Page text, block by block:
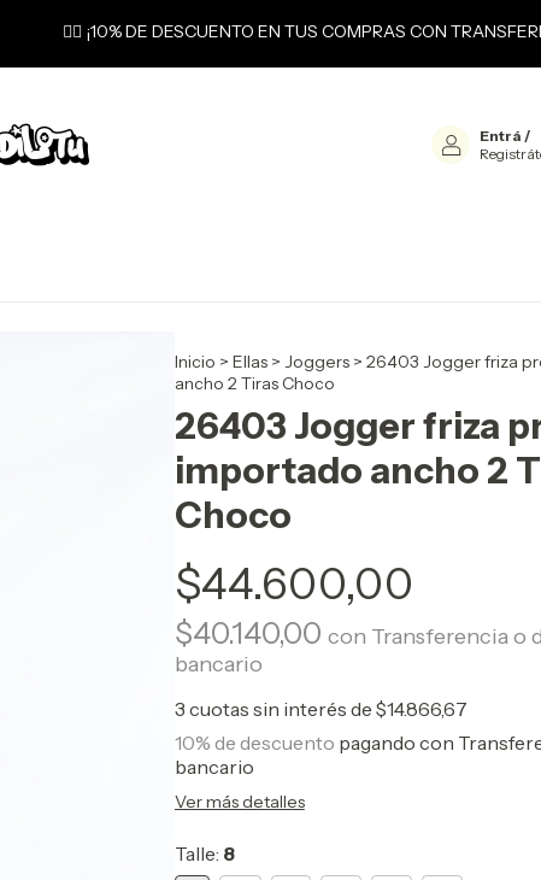
❤️‍🔥 ¡10% DE DESCUENTO EN TUS COMPRAS CON
Entrá /
Inicio > Ellas > Joggers > 26403 Jogger friza
ancho 2 Tiras Choco
26403 Jogger friza
importado ancho 2
Choco
$44.600,00
$40.140,00 con Transferencia o
bancario
3 cuotas sin interés de $14.866,67
10% de descuento pagando con
bancario
Ver más detalles
Talle: 8